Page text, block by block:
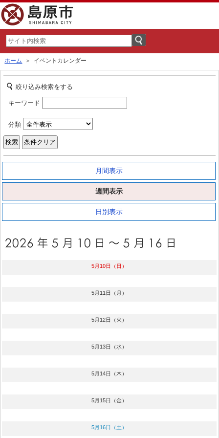
ホーム ＞ イベントカレンダー
絞り込み検索をする
キーワード
分類
月間表示
週間表示
日別表示
5月10日（日）
5月11日（月）
5月12日（火）
5月13日（水）
5月14日（木）
5月15日（金）
5月16日（土）